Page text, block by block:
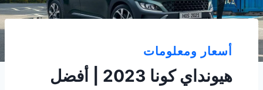
أسعار ومعلومات
هيونداي كونا 2023 | أفضل